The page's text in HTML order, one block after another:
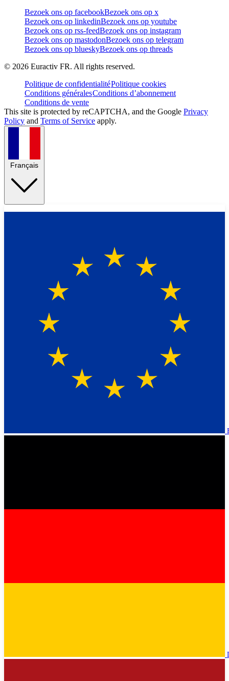
Bezoek ons op facebookBezoek ons op x
Bezoek ons op linkedinBezoek ons op youtube
Bezoek ons op rss-feedBezoek ons op instagram
Bezoek ons op mastodonBezoek ons op telegram
Bezoek ons op blueskyBezoek ons op threads
© 2026 Euractiv FR. All rights reserved.
Politique de confidentialitéPolitique cookies
Conditions généralesConditions d’abonnement
Conditions de vente
This site is protected by reCAPTCHA, and the Google Privacy
Policy and Terms of Service apply.
Français